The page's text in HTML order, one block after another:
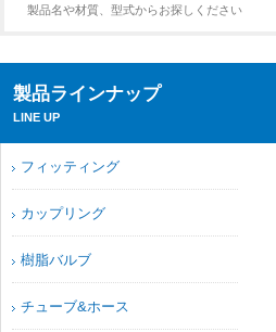
製品名や材質、型式からお探しください
製品ラインナップ
LINE UP
フィッティング
カップリング
樹脂バルブ
チューブ&ホース